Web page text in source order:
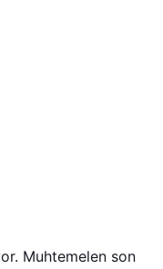
Muhtemelen son